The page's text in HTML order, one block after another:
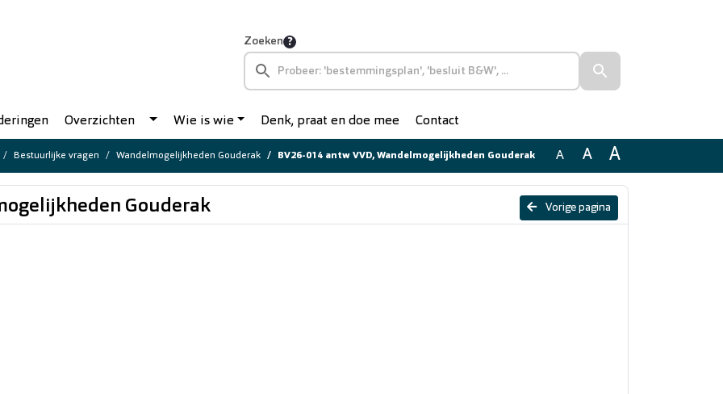
Zoeken
Overzichten Wie is wie Denk, praat en doe mee Contact
Bestuurlijke vragen Wandelmogelijkheden Gouderak BV26-014 antw VVD, Wandelmogelijkheden Gouderak A A A
Vorige pagina
Gouderak